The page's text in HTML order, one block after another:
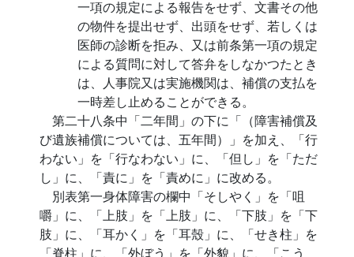
一項の規定による報告をせず、文書その他
の物件を提出せず、出頭をせず、若しくは
医師の診断を拒み、又は前条第一項の規定
による質問に対して答弁をしなかつたとき
は、人事院又は実施機関は、補償の支払を
一時差し止めることができる。
第二十八条中「二年間」の下に「（障害補償及
び遺族補償については、五年間）」を加え、「行
わない」を「行なわない」に、「但し」を「ただ
し」に、「責に」を「責めに」に改める。
別表第一身体障害の欄中「そしやく」を「咀
嚼」に、「上肢」を「上肢」に、「下肢」を「下
肢」に、「耳かく」を「耳殼」に、「せき柱」を
「脊柱」に、「外ぼう」を「外貌」に、「こう